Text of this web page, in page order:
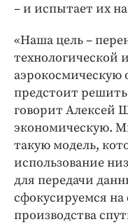
– и испытает их
«Наша цель –
технологической
аэрокосмическую
предстоит решить
говорит Алексей
экономическую.
такую модель,
использование
для передачи
сфокусируемся
производства